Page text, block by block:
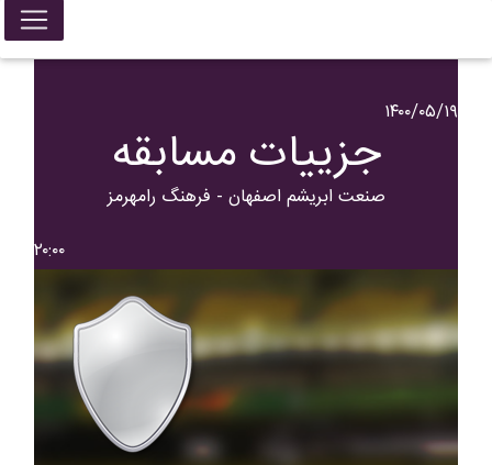
۱۴۰۰/۰۵/۱۹
جزییات مسابقه
صنعت ابریشم اصفهان - فرهنگ رامهرمز
۲۰:۰۰